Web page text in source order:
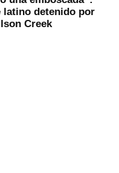
latino detenido por
Creek